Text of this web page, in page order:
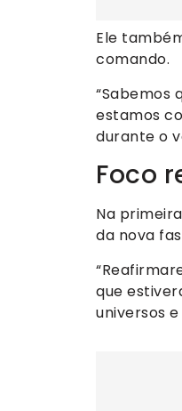
Ele
comando.
“Sabemos
estamos
durante o
Foco
Na
da nova
que
universos